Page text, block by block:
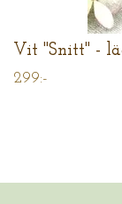
Vit "Snitt" -
299:-